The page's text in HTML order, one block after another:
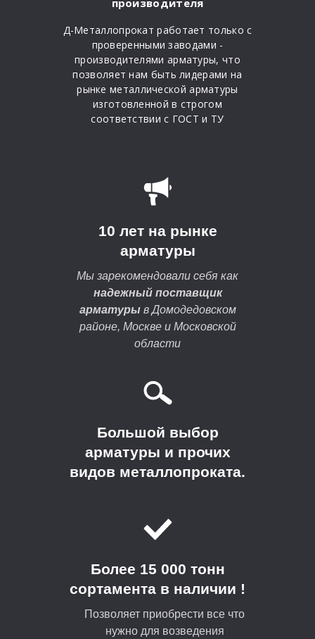
производителя
Д-Металлопрокат работает только с
проверенными заводами -
производителями арматуры, что
позволяет нам быть лидерами на
рынке металлической арматуры
изготовленной в строгом
соответствии с ГОСТ и ТУ
10 лет на рынке
арматуры
Мы зарекомендовали себя как
надежный поставщик
арматурыв Домодедовском
районе, Москве и Московской
области
Большой выбор
арматуры и прочих
видов металлопроката.
Более 15 000 тонн
сортамента в наличии !
Позволяет приобрести все что
нужно для возведения